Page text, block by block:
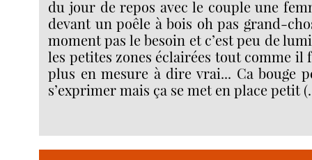
du jour de repos avec le couple une
devant un poêle à bois oh pas grand-
moment pas le besoin et c’est peu de
les petites zones éclairées tout comme il
plus en mesure à dire vrai... Ca bouge
s’exprimer mais ça se met en place petit